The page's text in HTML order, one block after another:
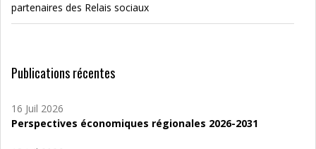
partenaires des Relais sociaux
Publications récentes
16 Juil 2026
Perspectives économiques régionales 2026-2031